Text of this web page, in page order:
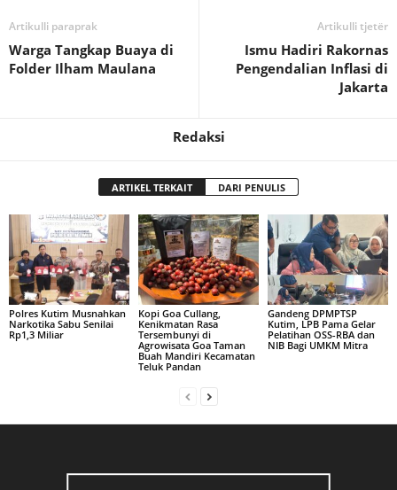
Artikulli paraprak
Warga Tangkap Buaya di
Folder Ilham Maulana
Artikulli tjetër
Ismu Hadiri Rakornas
Pengendalian Inflasi di
Jakarta
Redaksi
ARTIKEL TERKAIT DARI PENULIS
Polres Kutim Musnahkan
Narkotika Sabu Senilai
Rp1,3 Miliar
Kopi Goa Cullang,
Kenikmatan Rasa
Tersembunyi di
Agrowisata Goa Taman
Buah Mandiri Kecamatan
Teluk Pandan
Gandeng DPMPTSP
Kutim, LPB Pama Gelar
Pelatihan OSS-RBA dan
NIB Bagi UMKM Mitra